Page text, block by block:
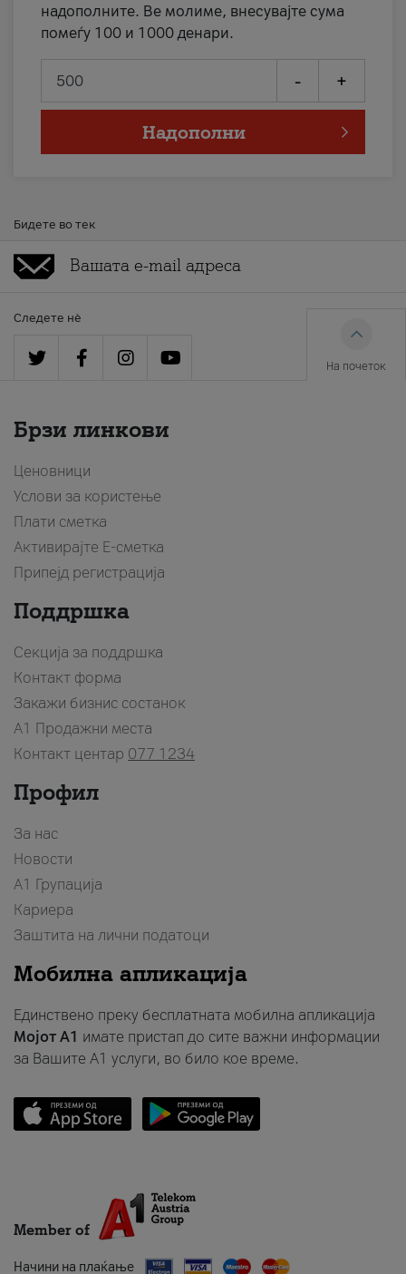
надополните. Ве молиме, внесувајте сума
помеѓу 100 и 1000 денари.
- +
Надополни
Бидете во тек
Следете нè
На почеток
Брзи линкови
Ценовници
Услови за користење
Плати сметка
Активирајте Е-сметка
Припејд регистрација
Поддршка
Секција за поддршка
Контакт форма
Закажи бизнис состанок
A1 Продажни места
Контакт центар 077 1234
Профил
За нас
Новости
А1 Групација
Кариера
Заштита на лични податоци
Мобилна апликација
Единствено преку бесплатната мобилна апликација
Мојот A1 имате пристап до сите важни информации
за Вашите A1 услуги, во било кое време.
Member of
Начини на плаќање